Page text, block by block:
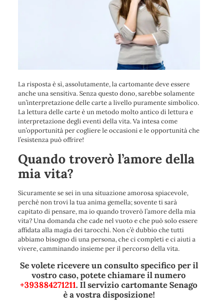
La risposta è sì, assolutamente, la cartomante deve essere
anche una sensitiva. Senza questo dono, sarebbe solamente
un’interpretazione delle carte a livello puramente simbolico.
La lettura delle carte è un metodo molto antico di lettura e
interpretazione degli eventi della vita. Va intesa come
un’opportunità per cogliere le occasioni e le opportunità che
l’esistenza può offrire!
Quando troverò l’amore della
mia vita?
Sicuramente se sei in una situazione amorosa spiacevole,
perchè non trovi la tua anima gemella; sovente ti sarà
capitato di pensare, ma io quando troverò l’amore della mia
vita? Una domanda che cade nel vuoto e che può solo essere
affidata alla magia dei tarocchi. Non c’è dubbio che tutti
abbiamo bisogno di una persona, che ci completi e ci aiuti a
vivere, camminando insieme per il percorso della vita.
Se volete ricevere un consulto specifico per il
vostro caso, potete chiamare il numero
+393884271211. Il servizio cartomante Senago
è a vostra disposizione!